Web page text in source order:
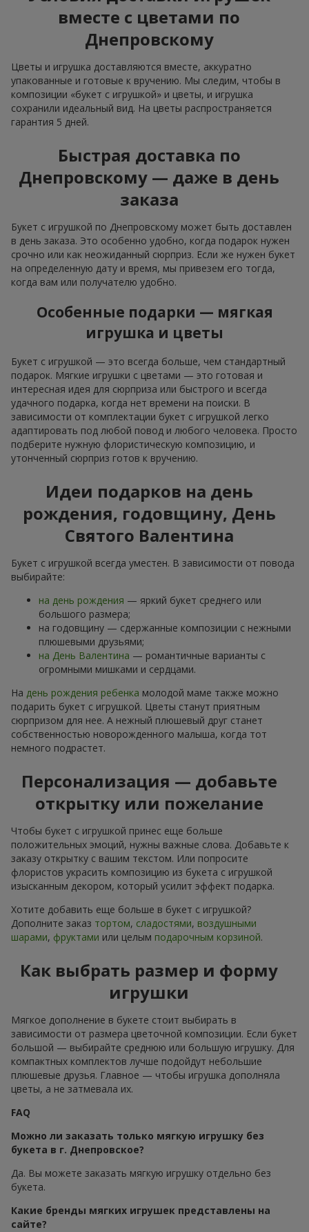
вместе с цветами по
Днепровскому
Цветы и игрушка доставляются вместе, аккуратно
упакованные и готовые к вручению. Мы следим, чтобы в
композиции «букет с игрушкой» и цветы, и игрушка
сохранили идеальный вид. На цветы распространяется
гарантия 5 дней.
Быстрая доставка по
Днепровскому — даже в день
заказа
Букет с игрушкой по Днепровскому может быть доставлен
в день заказа. Это особенно удобно, когда подарок нужен
срочно или как неожиданный сюрприз. Если же нужен букет
на определенную дату и время, мы привезем его тогда,
когда вам или получателю удобно.
Особенные подарки — мягкая
игрушка и цветы
Букет с игрушкой — это всегда больше, чем стандартный
подарок. Мягкие игрушки с цветами — это готовая и
интересная идея для сюрприза или быстрого и всегда
удачного подарка, когда нет времени на поиски. В
зависимости от комплектации букет с игрушкой легко
адаптировать под любой повод и любого человека. Просто
подберите нужную флористическую композицию, и
утонченный сюрприз готов к вручению.
Идеи подарков на день
рождения, годовщину, День
Святого Валентина
Букет с игрушкой всегда уместен. В зависимости от повода
выбирайте:
на день рождения — яркий букет среднего или
большого размера;
на годовщину — сдержанные композиции с нежными
плюшевыми друзьями;
на День Валентина — романтичные варианты с
огромными мишками и сердцами.
На день рождения ребенка молодой маме также можно
подарить букет с игрушкой. Цветы станут приятным
сюрпризом для нее. А нежный плюшевый друг станет
собственностью новорожденного малыша, когда тот
немного подрастет.
Персонализация — добавьте
открытку или пожелание
Чтобы букет с игрушкой принес еще больше
положительных эмоций, нужны важные слова. Добавьте к
заказу открытку с вашим текстом. Или попросите
флористов украсить композицию из букета с игрушкой
изысканным декором, который усилит эффект подарка.
Хотите добавить еще больше в букет с игрушкой?
Дополните заказ тортом, сладостями, воздушными
шарами, фруктами или целым подарочным корзиной.
Как выбрать размер и форму
игрушки
Мягкое дополнение в букете стоит выбирать в
зависимости от размера цветочной композиции. Если букет
большой — выбирайте среднюю или большую игрушку. Для
компактных комплектов лучше подойдут небольшие
плюшевые друзья. Главное — чтобы игрушка дополняла
цветы, а не затмевала их.
FAQ
Можно ли заказать только мягкую игрушку без
букета в г. Днепровское?
Да. Вы можете заказать мягкую игрушку отдельно без
букета.
Какие бренды мягких игрушек представлены на
сайте?